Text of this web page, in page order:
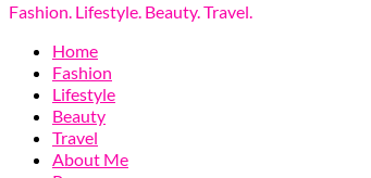
Fashion. Lifestyle. Beauty. Travel.
Home
Fashion
Lifestyle
Beauty
Travel
About Me